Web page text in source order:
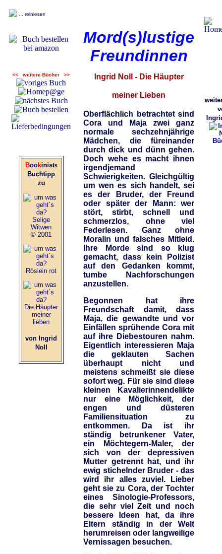
... reinlesen
<< weitere Bücher >>
Bookinists
Buchtipp
zu
Selige
Witwen
© 2001
Röslein rot
Die Häupter
meiner
lieben
von Ingrid
Noll
Mord(s)lustige
Freundinnen
Ingrid Noll - Die Häupter
meiner Lieben
Oberflächlich betrachtet sind
Cora und Maja zwei ganz
normale sechzehnjährige
Mädchen, die füreinander
durch dick und dünn gehen.
Doch wehe es macht ihnen
irgendjemand
Schwierigkeiten. Gleichgültig
um wen es sich handelt, sei
es der Bruder, der Freund
oder später der Mann: wer
stört, stirbt, schnell und
schmerzlos, ohne viel
Federlesen. Ganz ohne
Moralin und falsches Mitleid.
Ihre Morde sind so klug
gemacht, dass kein Polizist
auf den Gedanken kommt,
tumbe Nachforschungen
anzustellen.
Begonnen hat ihre
Freundschaft damit, dass
Maja, die gewandte und vor
Einfällen sprühende Cora mit
auf ihre Diebestouren nahm.
Eigentlich interessieren Maja
die geklauten Sachen
überhaupt nicht und
meistens schmeißt sie diese
sofort weg. Für sie sind diese
kleinen Kavalierinnendelikte
nur eine Möglichkeit, der
engen und düsteren
Familiensituation zu
entkommen. Da ist ihr
ständig betrunkener Vater,
ein Möchtegern-Maler, der
sich von der depressiven
Mutter getrennt hat, und ihr
ewig stichelnder Bruder - das
wird ihr alles zuviel. Lieber
geht sie zu Cora, der Tochter
eines Sinologie-Professors,
die sehr viel Zeit und noch
bessere Ideen hat, da ihre
Eltern ständig in der Welt
herumreisen oder langweilige
Vernissagen besuchen.